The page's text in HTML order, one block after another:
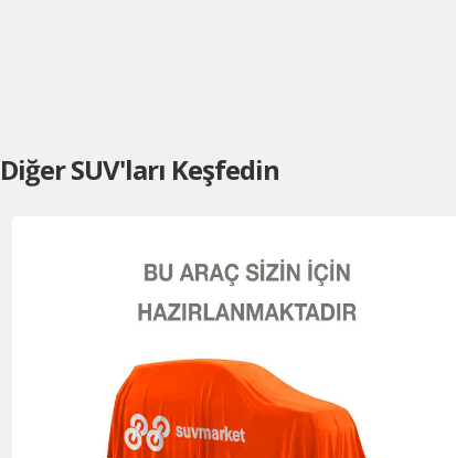
Diğer SUV'ları Keşfedin